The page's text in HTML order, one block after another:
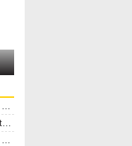
Pompetti ai saluti: accordo col Padova per 750mila euro e plusvalenza Catanzaro
Catanzaro-Südtirol si giocherà al Ceravolo: la società ringrazia la macchina organizzativa
Pre-season: Il Digiesse Praia Tortora convince: 3-3 contro il Brindisi F.C.